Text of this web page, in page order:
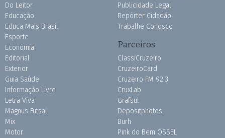
Do Leitor
Educação
Educa Mais Brasil
Esporte
Economia
Editorial
Exterior
Guia Saúde
Informação Livre
Letra Viva
Magnus Futsal
Mix
Motor
Publicidade Legal
Repórter Cidadão
Trabalhe Conosco
Parceiros
ClassiCruzeiro
CruzeiroCard
Cruzeiro FM 92.3
CruxLab
Grafsul
Depositphotos
Burh
Pink do Bem OSSEL